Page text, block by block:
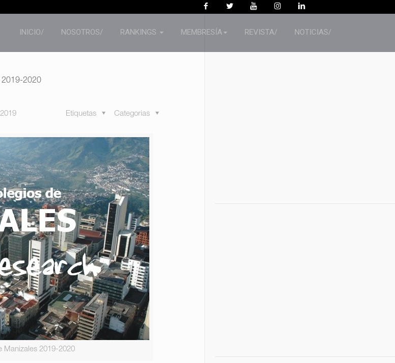
INICIO/ NOSOTROS/ RANKINGS MEMBRESÍA REVISTA/ NOTICIAS/
2019-2020
Categorias
Etiquetas
Manizales 2019-2020